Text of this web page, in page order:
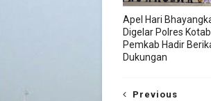
Apel Hari
Digelar Polres
Pemkab Hadir
Dukungan
Previous